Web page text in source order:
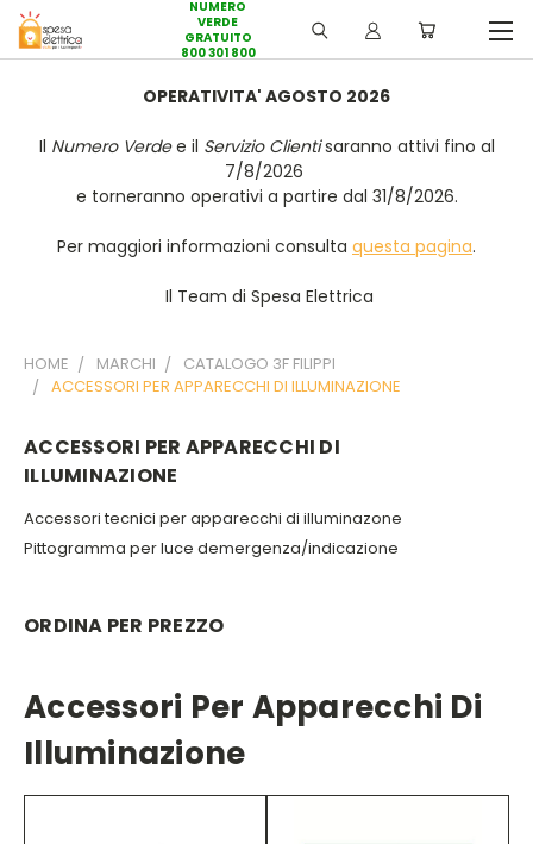
NUMERO
VERDE
GRATUITO
800 301 800
OPERATIVITA' AGOSTO 2026
Il Numero Verdee il Servizio Clientisaranno attivi fino al
7/8/2026
e torneranno operativi a partire dal 31/8/2026.
Per maggiori informazioni consulta questa pagina.
Il Team di Spesa Elettrica
HOME MARCHI
CATALOGO 3F FILIPPI
ACCESSORI PER APPARECCHI DI ILLUMINAZIONE
ACCESSORI PER APPARECCHI DI
ILLUMINAZIONE
Accessori tecnici per apparecchi di illuminazone
Pittogramma per luce demergenza/indicazione
ORDINA PER PREZZO
Accessori Per Apparecchi Di
Illuminazione